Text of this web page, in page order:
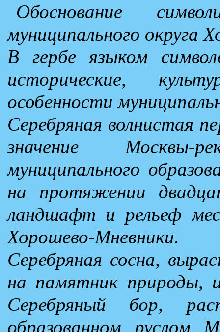
Обоснование
муниципального округа
В гербе языком
исторические,
особенности
Серебряная волнистая
значение
муниципального
на протяжении
ландшафт и рельеф
Хорошево-Мневники.
Серебряная сосна,
на памятник природы,
Серебряный бор,
образованном руслом